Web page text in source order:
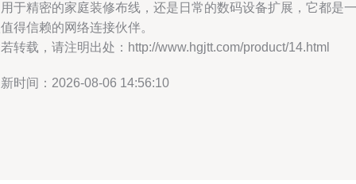
于精密的家庭装修布线，还是日常的数码设备扩展，它都是一
得信赖的网络连接伙伴。
转载，请注明出处：http://www.hgjtt.com/product/14.html
时间：2026-08-06 14:56:10